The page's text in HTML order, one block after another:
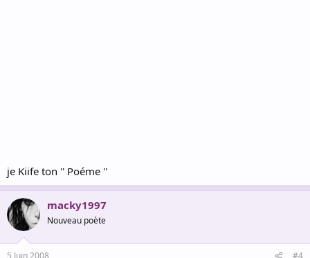
je Kiife ton '' Poéme ''
macky1997
Nouveau poète
5 Juin 2008 #4